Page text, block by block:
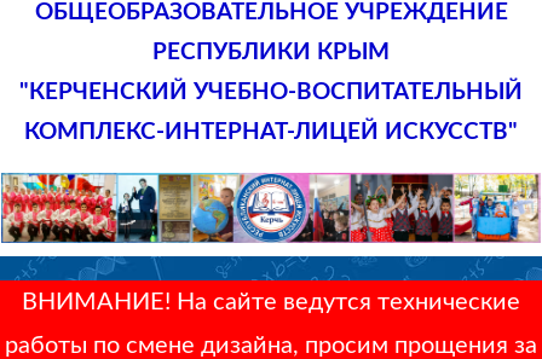
ОБЩЕОБРАЗОВАТЕЛЬНОЕ УЧРЕЖДЕНИЕ
РЕСПУБЛИКИ КРЫМ
"КЕРЧЕНСКИЙ УЧЕБНО-ВОСПИТАТЕЛЬНЫЙ
КОМПЛЕКС-ИНТЕРНАТ-ЛИЦЕЙ ИСКУССТВ"
ВНИМАНИЕ! На сайте ведутся технические
работы по смене дизайна, просим прощения за